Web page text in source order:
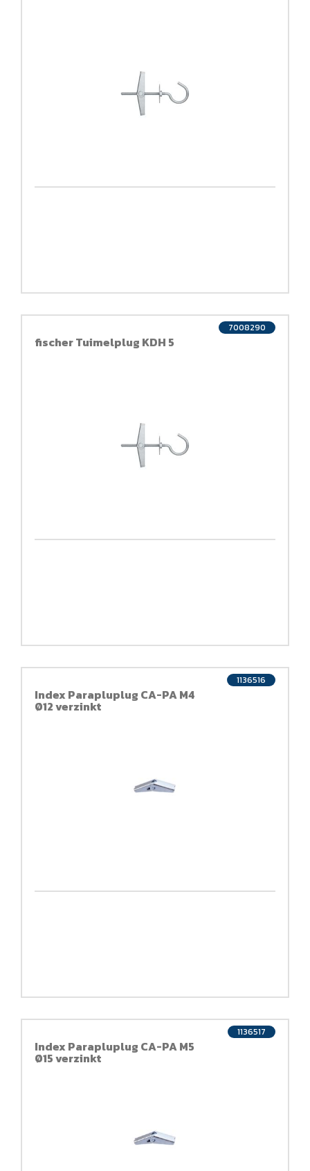
fischer Tuimelplug KDH 5
7008290
Index Parapluplug CA-PA M4
Ø12 verzinkt
1136516
Index Parapluplug CA-PA M5
Ø15 verzinkt
1136517